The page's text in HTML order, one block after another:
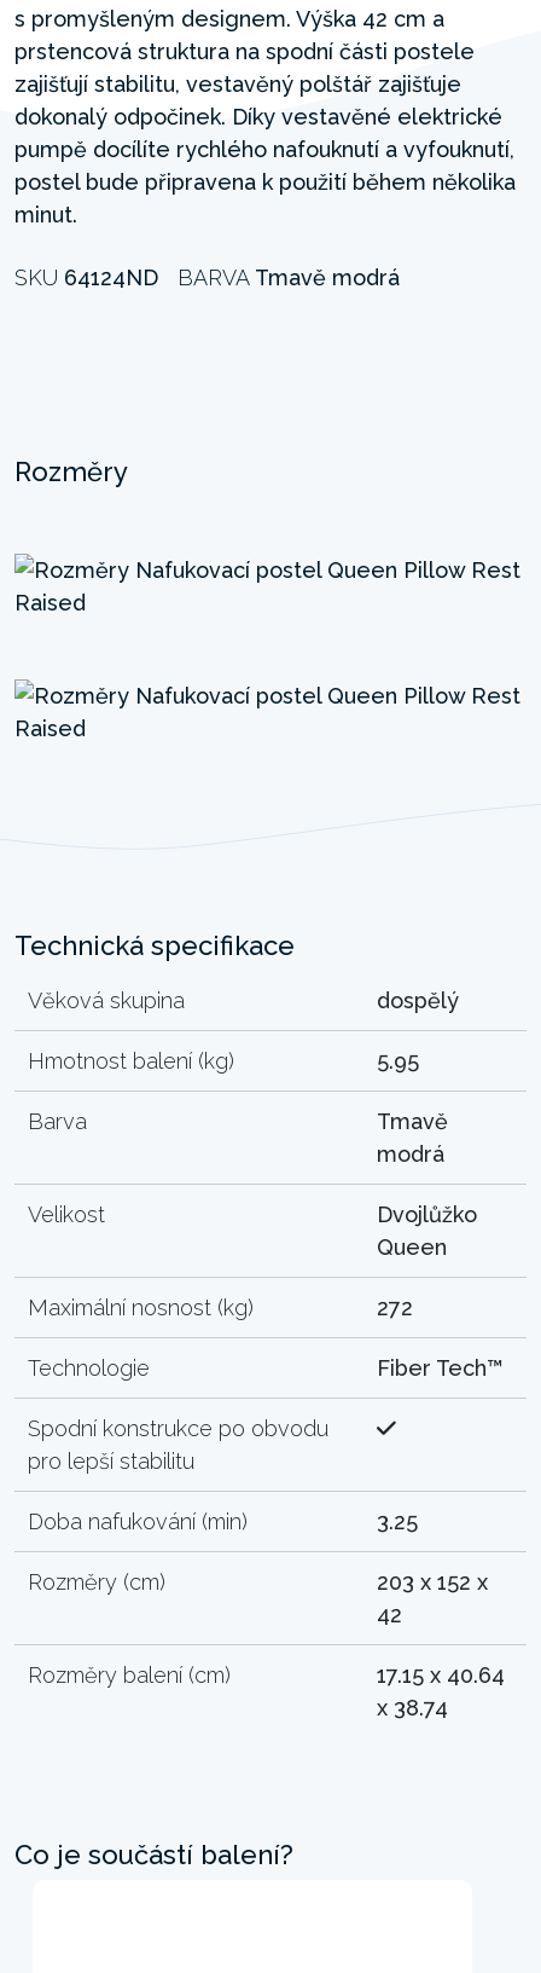
s promyšleným designem. Výška 42 cm a
prstencová struktura na spodní části postele
zajišťují stabilitu, vestavěný polštář zajišťuje
dokonalý odpočinek. Díky vestavěné elektrické
pumpě docílíte rychlého nafouknutí a vyfouknutí,
postel bude připravena k použití během několika
minut.
SKU 64124ND BARVA Tmavě modrá
Rozměry
Technická specifikace
Věková skupina dospělý
Hmotnost balení (kg) 5.95
Barva
Tmavě
modrá
Velikost
Dvojlůžko
Queen
Maximální nosnost (kg) 272
Technologie Fiber Tech™
Spodní konstrukce po obvodu
pro lepší stabilitu
Doba nafukování (min) 3.25
Rozměry (cm)
203 x 152 x
42
Rozměry balení (cm)
17.15 x 40.64
x 38.74
Co je součástí balení?